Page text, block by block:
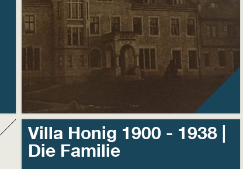
Villa Honig 1900 - 1938 |
Die Familie